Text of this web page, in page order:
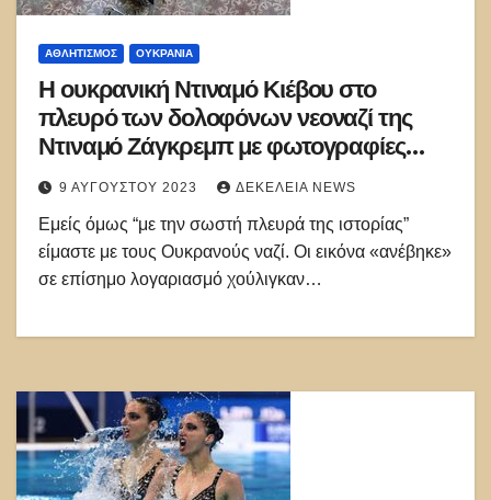
ΑΘΛΗΤΙΣΜΌΣ ΟΥΚΡΑΝΊΑ
Η ουκρανική Ντιναμό Κιέβου στο
πλευρό των δολοφόνων νεοναζί της
Ντιναμό Ζάγκρεμπ με φωτογραφίες
βλημάτων όλμου! «Λευτεριά στους Bad
Blue Boys»
9 ΑΥΓΟΎΣΤΟΥ 2023 ΔΕΚΈΛΕΙΑ NEWS
Εμείς όμως “με την σωστή πλευρά της ιστορίας”
είμαστε με τους Ουκρανούς ναζί. Οι εικόνα «ανέβηκε»
σε επίσημο λογαριασμό χούλιγκαν…